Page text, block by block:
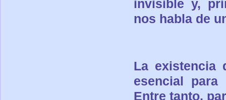
invisible y,
nos habla de
La existencia
esencial para
Entre tanto,